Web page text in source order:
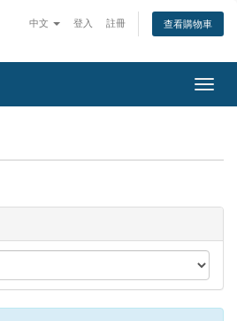
中文 登入 註冊 查看購物車